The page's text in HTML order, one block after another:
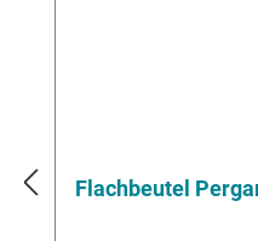
Flachbeutel